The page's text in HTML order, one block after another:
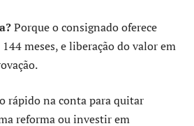
Porque o consignado oferece
meses, e liberação do valor em
rápido na conta para quitar
reforma ou investir em